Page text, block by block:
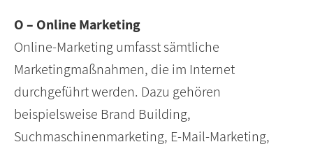
O – Online Marketing
Online-Marketing umfasst sämtliche
Marketingmaßnahmen, die im Internet
durchgeführt werden. Dazu gehören
beispielsweise Brand Building,
Suchmaschinenmarketing, E-Mail-Marketing,